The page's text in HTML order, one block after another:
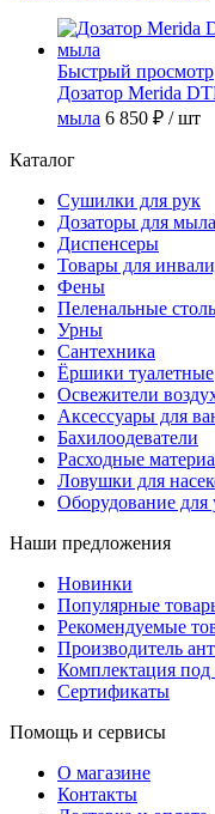
Быстрый просмотр
Дозатор Merida
мыла 6 850 ₽ / шт
Каталог
Сушилки для рук
Дозаторы для мыла
Диспенсеры
Товары для
Фены
Пеленальные
Урны
Сантехника
Ёршики туалетные
Освежители
Аксессуары для
Бахилоодеватели
Расходные
Ловушки для
Оборудование для
Наши предложения
Новинки
Популярные
Рекомендуемые
Производитель
Комплектация
Сертификаты
Помощь и сервисы
О магазине
Контакты